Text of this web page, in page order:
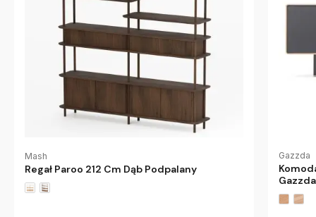
Mash
Regał Paroo 212 Cm Dąb Podpalany
Gazzda
Gazzda